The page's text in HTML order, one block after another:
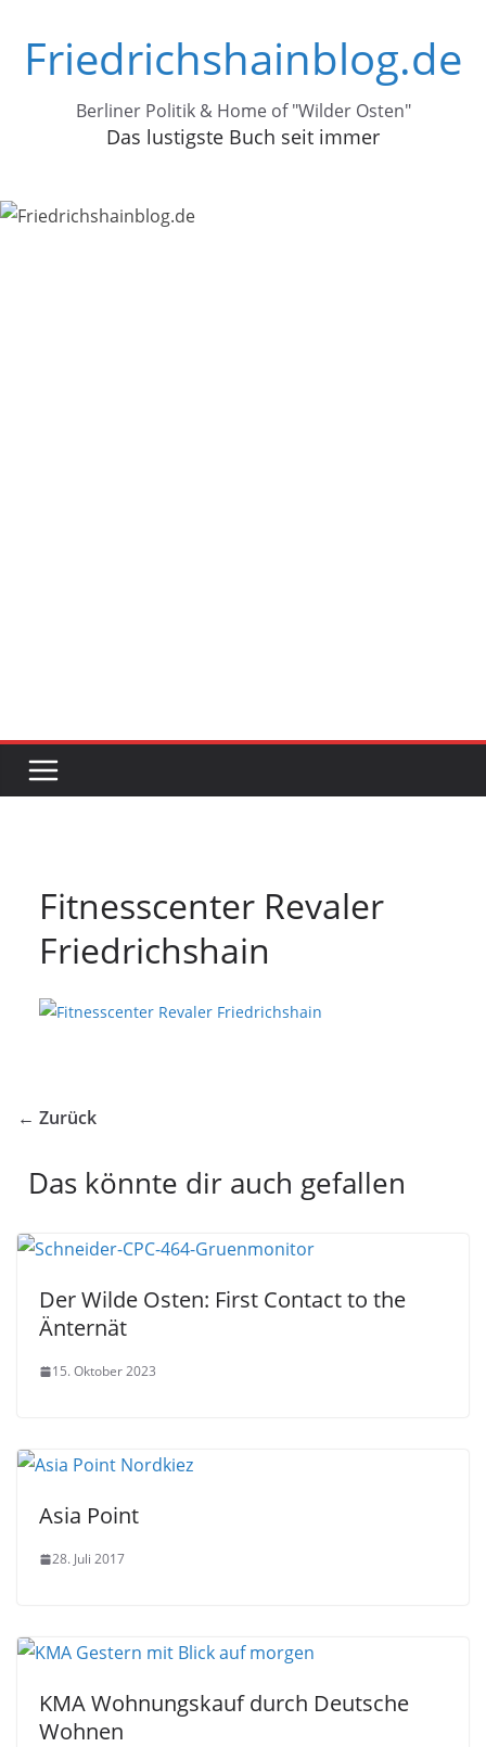
Inhalt
springen
Friedrichshainblog.de
Berliner Politik & Home of "Wilder Osten"
Das lustigste Buch seit immer
Fitnesscenter Revaler
Friedrichshain
← Zurück
Das könnte dir auch gefallen
Der Wilde Osten: First Contact to the
Änternät
15. Oktober 2023
Asia Point
28. Juli 2017
KMA Wohnungskauf durch Deutsche
Wohnen